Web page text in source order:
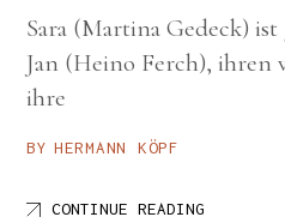
Sara (Martina Gedeck)
Jan (Heino Ferch), ihren
ihre
CONTINUE READING
BY HERMANN KÖPF